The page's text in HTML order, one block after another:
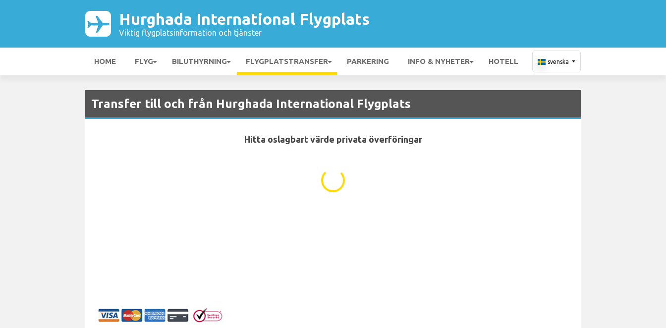
Hurghada International Flygplats
Viktig flygplatsinformation och tjänster
HOME FLYG BILUTHYRNING FLYGPLATSTRANSFER PARKERING INFO & NYHETER HOTELL svenska
Transfer till och från Hurghada International Flygplats
Hitta oslagbart värde privata överföringar
...